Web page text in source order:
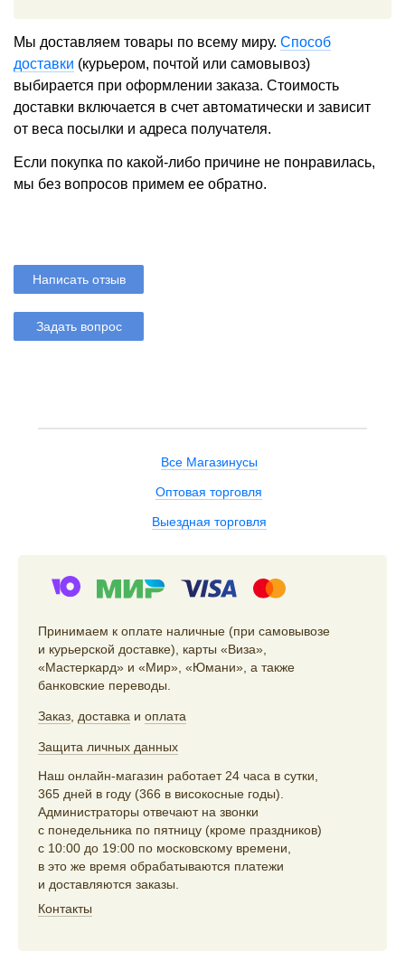
Мы доставляем товары по всему миру. Способ
доставки (курьером, почтой или самовывоз)
выбирается при оформлении заказа. Стоимость
доставки включается в счет автоматически и зависит
от веса посылки и адреса получателя.
Если покупка по какой-либо причине не понравилась,
мы без вопросов примем ее обратно.
Написать отзыв
Задать вопрос
Все Магазинусы
Оптовая торговля
Выездная торговля
Принимаем к оплате наличные (при самовывозе
и курьерской доставке), карты «Виза»,
«Мастеркард» и «Мир», «Юмани», а также
банковские переводы.
Заказ доставка и оплата
Защита личных данных
Наш онлайн-магазин работает 24 часа в сутки,
365 дней в году (366 в високосные годы).
Администраторы отвечают на звонки
с понедельника по пятницу (кроме праздников)
с 10:00 до 19:00 по московскому времени,
в это же время обрабатываются платежи
и доставляются заказы.
Контакты